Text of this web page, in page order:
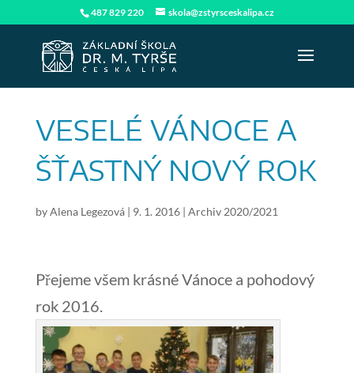
487 829 220 skola@zstyrsceskalipa.cz
VESELÉ VÁNOCE A
ŠŤASTNÝ NOVÝ ROK
byAlena Legezová| 9. 1. 2016| Archiv 2020/2021
Přejeme všem krásné Vánoce a pohodový
rok 2016.